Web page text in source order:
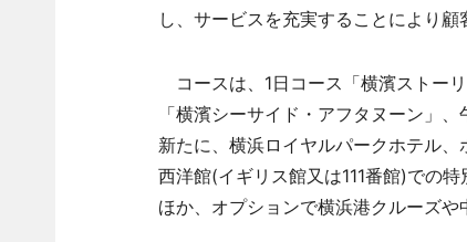
し、サービスを充実することにより顧
コースは、1日コース「横濱ストー
「横濱シーサイド・アフタヌーン」
新たに、横浜ロイヤルパークホテル
西洋館(イギリス館又は111番館)での
ほか、オプションで横浜港クルーズや